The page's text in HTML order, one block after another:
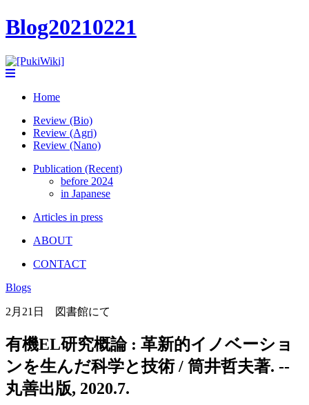
Blog20210221
Home
Review (Bio)
Review (Agri)
Review (Nano)
Publication (Recent)
before 2024
in Japanese
Articles in press
ABOUT
CONTACT
Blogs
2月21日 図書館にて
有機EL研究概論 : 革新的イノベーショ
ンを生んだ科学と技術 / 筒井哲夫著. --
丸善出版, 2020.7.